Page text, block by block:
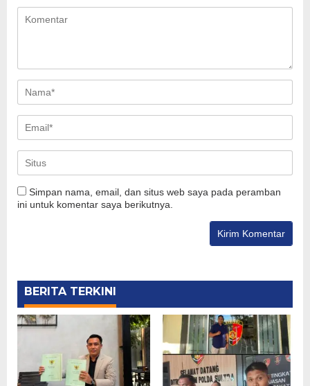
Simpan nama, email, dan situs web saya pada peramban
ini untuk komentar saya berikutnya.
BERITA TERKINI